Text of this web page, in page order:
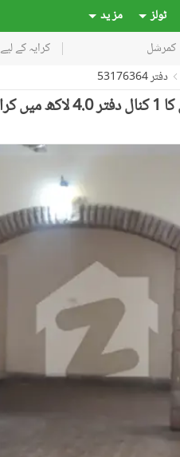
ٹولز مز ید
کمرشل کرایہ کے لیے
دفتر 53176364